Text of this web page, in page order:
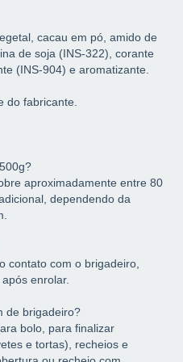
cacau em pó, amido de
de soja (INS-322), corante
(INS-904) e aromatizante.
do fabricante.
aproximadamente entre 80
dependendo da
contato com o brigadeiro,
enrolar.
de brigadeiro?
bolo, para finalizar
e tortas), recheios e